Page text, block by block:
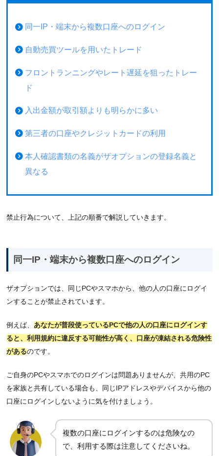
同一IP・端末から複数口座へのログイン
自動売買ツールを用いたトレード
フロントランニングやレート遅延を狙ったトレー
ド
入出金額が取引額よりも明らかに多い
第三者の口座やクレジットカードの利用
本人確認書類の名義がザオプションの登録名義と
異なる
禁止行為について、上記の順番で解説していきます。
同一IP・端末から複数口座へのログイン
ザオプションでは、同じPCやスマホから、他の人の口座にログイ
ンすることが禁止されています。
例えば、 あなたが普段使っているPCで他の人の口座にログインす
ると、利用規約に違反する可能性が高く、口座が凍結される危険性
があるのです。
ご自身のPCやスマホでのログインは問題ありませんが、共用のPC
を家族と共有している場合も、同じIPアドレスやデバイスから他の
口座にログインしないように気を付けましょう。
複数の口座にログインするのは危険なの
で、利用する際は注意してくださいね。